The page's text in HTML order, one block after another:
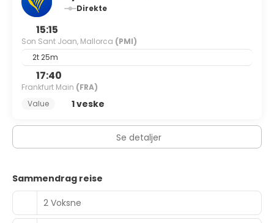
Direkte
15:15
Son Sant Joan, Mallorca (PMI)
2t 25m
17:40
Frankfurt Main (FRA)
Value
1 veske
Se detaljer
Sammendrag reise
2 Voksne